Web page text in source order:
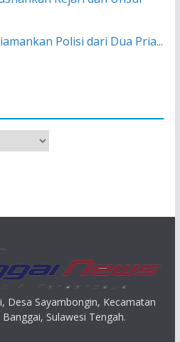
Polisi dari Dua Pria...
Desa Sayambongin, Kecamatan
Sulawesi Tengah.